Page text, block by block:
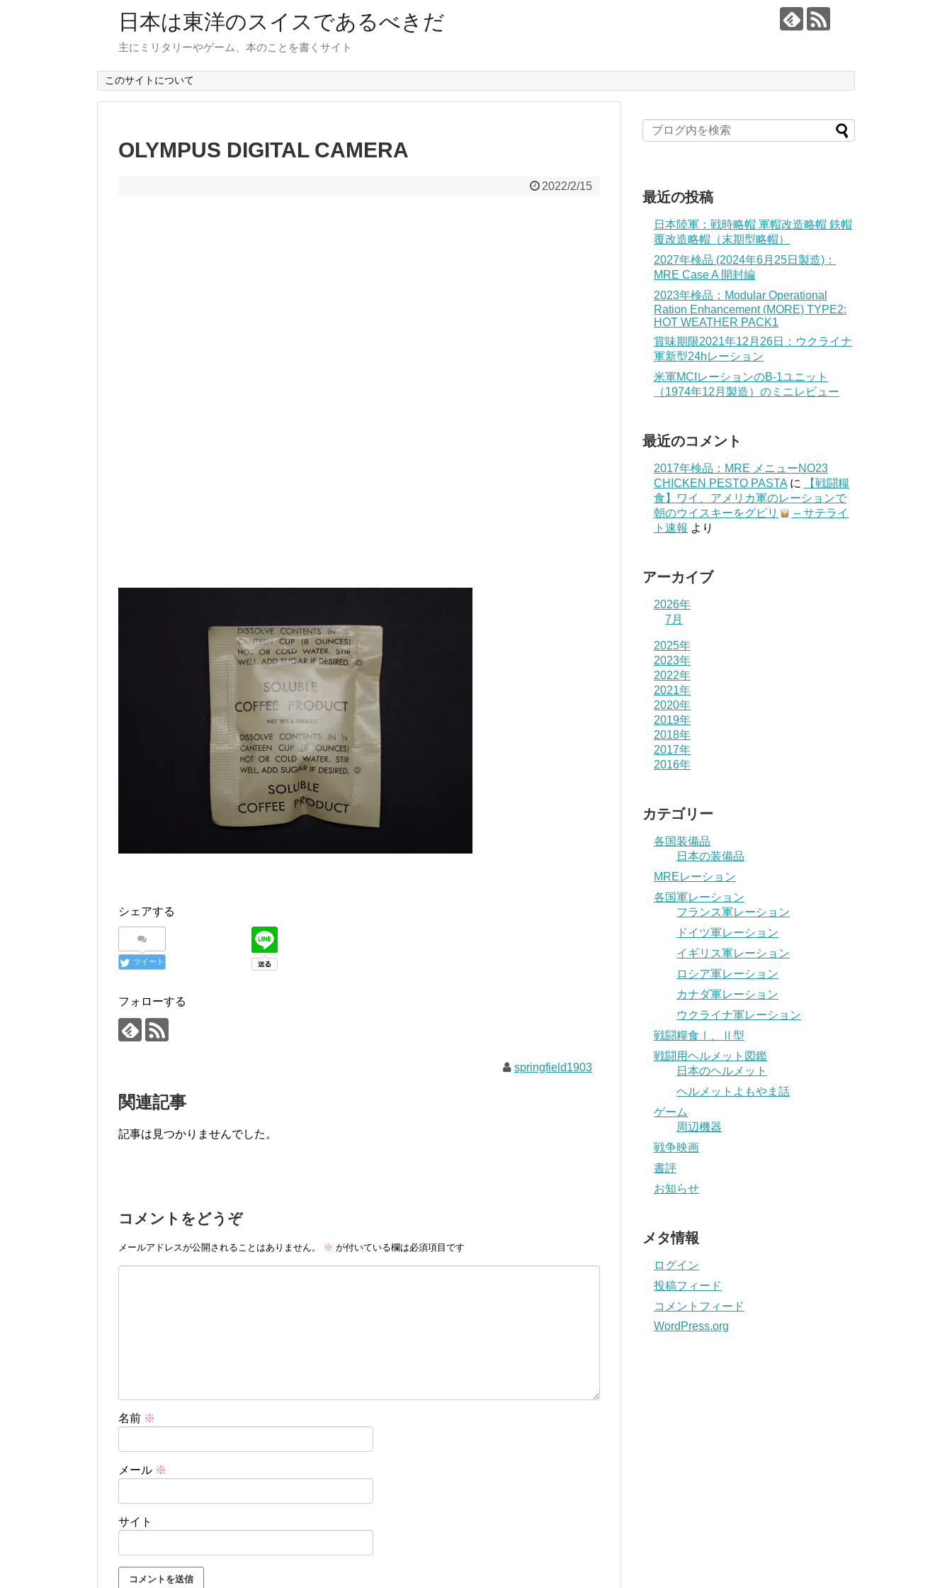
日本は東洋のスイスであるべきだ
主にミリタリーやゲーム、本のことを書くサイト
このサイトについて
OLYMPUS DIGITAL CAMERA
2022/2/15
シェアする
ツイート
フォローする
springfield1903
関連記事
記事は見つかりませんでした。
コメントをどうぞ
メールアドレスが公開されることはありません。 ※ が付いている欄は必須項目です
名前 ※
メール ※
サイト
最近の投稿
日本陸軍：戦時略帽 軍帽改造略帽 鉄帽
覆改造略帽（末期型略帽）
2027年検品 (2024年6月25日製造)：
MRE Case A 開封編
2023年検品：Modular Operational
Ration Enhancement (MORE) TYPE2:
HOT WEATHER PACK1
賞味期限2021年12月26日：ウクライナ
軍新型24hレーション
米軍MCIレーションのB-1ユニット
（1974年12月製造）のミニレビュー
最近のコメント
2017年検品：MRE メニューNO23
CHICKEN PESTO PASTA に
【戦闘糧
食】ワイ、アメリカ軍のレーションで
朝のウイスキーをグビリ
– サテライ
ト速報 より
アーカイブ
2026年
7月
2025年
2023年
2022年
2021年
2020年
2019年
2018年
2017年
2016年
カテゴリー
各国装備品
日本の装備品
MREレーション
各国軍レーション
フランス軍レーション
ドイツ軍レーション
イギリス軍レーション
ロシア軍レーション
カナダ軍レーション
ウクライナ軍レーション
戦闘糧食Ⅰ、Ⅱ型
戦闘用ヘルメット図鑑
日本のヘルメット
ヘルメットよもやま話
ゲーム
周辺機器
戦争映画
書評
お知らせ
メタ情報
ログイン
投稿フィード
コメントフィード
WordPress.org